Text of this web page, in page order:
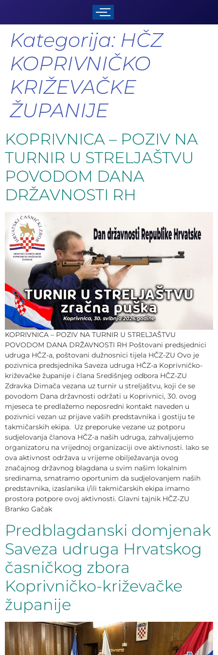
Kategorija: HČZ
KOPRIVNIČKO
KRIŽEVAČKE
ŽUPANIJE
KOPRIVNICA – POZIV NA
TURNIR U STRELJAŠTVU
POVODOM DANA
DRŽAVNOSTI RH
KOPRIVNICA – POZIV NA TURNIR U STRELJAŠTVU
POVODOM DANA DRŽAVNOSTI RH Poštovani predsjednici
udruga HČZ-a, poštovani dužnosnici tijela HČZ-ZU Ovo je
pozivnica predsjednika Saveza udruga HČZ-a Koprivničko-
križevačke županije i člana Središnjeg odbora HČZ-ZU
Zdravka Dimača vezana uz turnir u streljaštvu, koji će se
povodom Dana državnosti održati u Koprivnici, 30. ovog
mjeseca te predlažemo neposredni kontakt naveden u
pozivnici vezan uz prijave vaših predstavnika i gostiju te
takmičarskih ekipa. Uz preporuke vezane uz potporu
sudjelovanja članova HČZ-a naših udruga, zahvaljujemo
organizatoru na vrijednoj organizaciji ove aktivnosti. Iako se
ova aktivnost održava u vrijeme obilježavanja ovog
značajnog državnog blagdana u svim našim lokalnim
sredinama, smatramo oportunim da sudjelovanjem naših
predstavnika, izaslanika i/ili takmičarskih ekipa imamo
prostora potpore ovoj aktivnosti. Glavni tajnik HČZ-ZU
Branko Gačak
Predblagdanski domjenak
Saveza udruga Hrvatskog
časničkog zbora
Koprivničko-križevačke
županije